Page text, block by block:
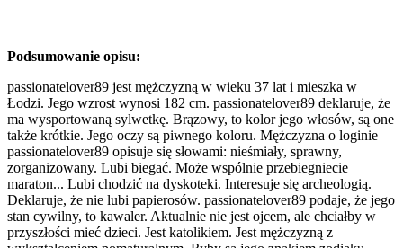
Podsumowanie opisu:
passionatelover89 jest mężczyzną w wieku 37 lat i mieszka w
Łodzi. Jego wzrost wynosi 182 cm. passionatelover89 deklaruje, że
ma wysportowaną sylwetkę. Brązowy, to kolor jego włosów, są one
także krótkie. Jego oczy są piwnego koloru. Mężczyzna o loginie
passionatelover89 opisuje się słowami: nieśmiały, sprawny,
zorganizowany. Lubi biegać. Może wspólnie przebiegniecie
maraton... Lubi chodzić na dyskoteki. Interesuje się archeologią.
Deklaruje, że nie lubi papierosów. passionatelover89 podaje, że jego
stan cywilny, to kawaler. Aktualnie nie jest ojcem, ale chciałby w
przyszłości mieć dzieci. Jest katolikiem. Jest mężczyzną z